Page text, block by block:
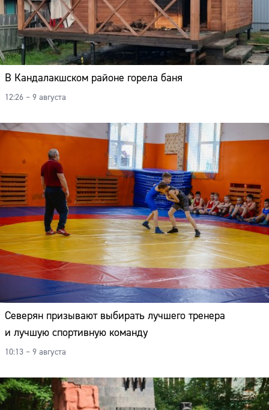
В Кандалакшском районе горела баня
12:26 – 9 августа
Северян призывают выбирать лучшего тренера
и лучшую спортивную команду
10:13 – 9 августа